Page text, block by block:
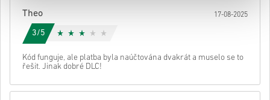
kódu.
Theo 17-08-2025
3/5
Kód funguje, ale platba byla naúčtována dvakrát a muselo se to
řešit. Jinak dobré DLC!